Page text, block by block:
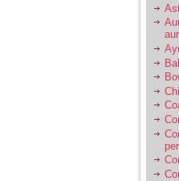
31
mi-
De
mi
de